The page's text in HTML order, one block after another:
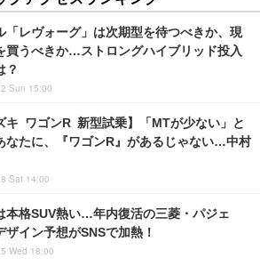
「レヴォーグ」は次期型を待つべきか、現
買うべきか…ストロングハイブリッド投入
？
Sun 15:00
キ ワゴンR 新型試乗】「MTが少ない」と
なたに、『ワゴンR』があるじゃない…中村
Sat 14:00
本格SUV熱い…年内復活の三菱・パジェ
ザイン予想がSNSで加熱！
Wed 18:00